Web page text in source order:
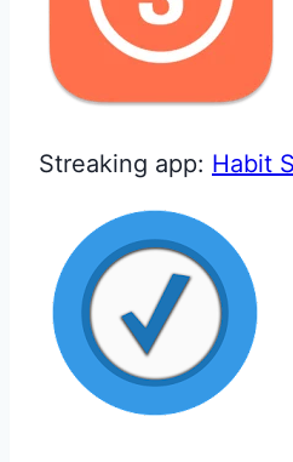
Streaking app: Habit